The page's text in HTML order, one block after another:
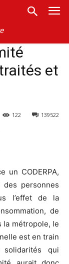
et
139522
122
un CODERPA,
personnes
l’effet de la
de
la métropole, le
est en train
qui